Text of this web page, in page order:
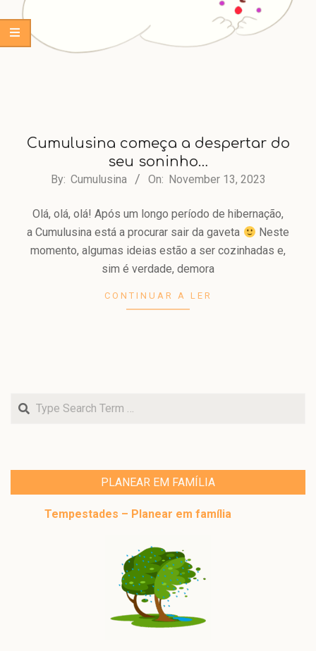
Cumulusina começa a despertar do
seu soninho…
13
By: Cumulusina On: November 13, 2023
Olá, olá, olá! Após um longo período de hibernação,
a Cumulusina está a procurar sair da gaveta
Neste
momento, algumas ideias estão a ser cozinhadas e,
sim é verdade, demora
CONTINUAR A LER
Search
PLANEAR EM FAMÍLIA
Tempestades – Planear em família